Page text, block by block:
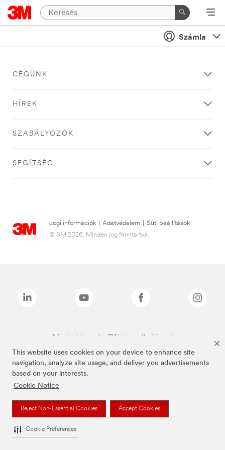
This website uses cookies on your device to enhance site
navigation, analyze site usage, and deliver you advertisements
based on your interests.
Cookie Notice
Reject Non-Essential Cookies Accept Cookies
Cookie Preferences
Számla
CÉGÜNK
HÍREK
SZABÁLYOZÓK
SEGÍTSÉG
Jogi információk Adatvédelem
Süti beállítások
© 3M 2026. Minden jog fenntartva.
A fenti márkanevek a 3M bejegyzett védjegyei.